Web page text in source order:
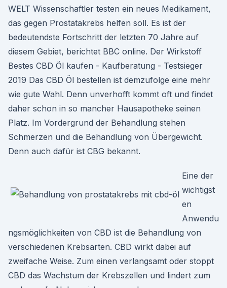
WELT Wissenschaftler testen ein neues Medikament,
das gegen Prostatakrebs helfen soll. Es ist der
bedeutendste Fortschritt der letzten 70 Jahre auf
diesem Gebiet, berichtet BBC online. Der Wirkstoff
Bestes CBD Öl kaufen - Kaufberatung - Testsieger
2019 Das CBD Öl bestellen ist demzufolge eine mehr
wie gute Wahl. Denn unverhofft kommt oft und findet
daher schon in so mancher Hausapotheke seinen
Platz. Im Vordergrund der Behandlung stehen
Schmerzen und die Behandlung von Übergewicht.
Denn auch dafür ist CBG bekannt.
Eine der
wichtigst
en
Anwendu
ngsmöglichkeiten von CBD ist die Behandlung von
verschiedenen Krebsarten. CBD wirkt dabei auf
zweifache Weise. Zum einen verlangsamt oder stoppt
CBD das Wachstum der Krebszellen und lindert zum